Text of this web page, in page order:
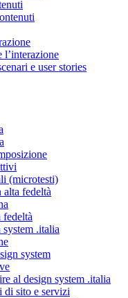
l’interazione
e user stories
(microtesti)
alta fedeltà
.italia
system
al design system .italia
di sito e servizi